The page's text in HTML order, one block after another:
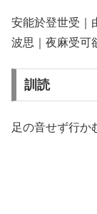
安能於登世受｜
波思｜夜麻受可
訓読
足の音せず行か